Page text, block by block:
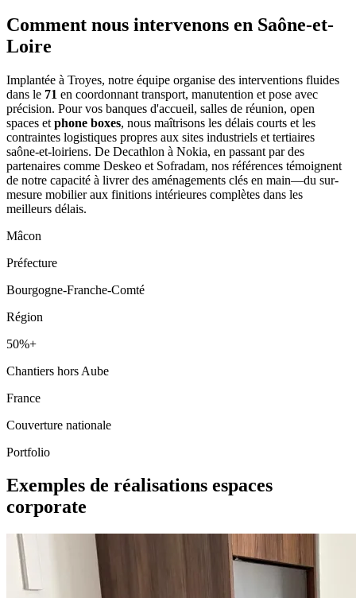
Comment nous intervenons en Saône-et-
Loire
Implantée à Troyes, notre équipe organise des interventions fluides
dans le 71 en coordonnant transport, manutention et pose avec
précision. Pour vos banques d'accueil, salles de réunion, open
spaces et phone boxes, nous maîtrisons les délais courts et les
contraintes logistiques propres aux sites industriels et tertiaires
saône-et-loiriens. De Decathlon à Nokia, en passant par des
partenaires comme Deskeo et Sofradam, nos références témoignent
de notre capacité à livrer des aménagements clés en main—du sur-
mesure mobilier aux finitions intérieures complètes dans les
meilleurs délais.
Mâcon
Préfecture
Bourgogne-Franche-Comté
Région
50%+
Chantiers hors Aube
France
Couverture nationale
Portfolio
Exemples de réalisations espaces
corporate